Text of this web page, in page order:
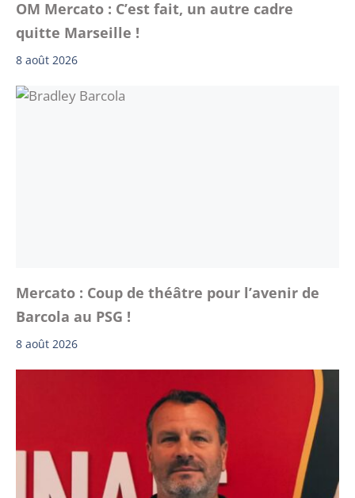
OM Mercato : C’est fait, un autre cadre
quitte Marseille !
8 août 2026
Mercato : Coup de théâtre pour l’avenir de
Barcola au PSG !
8 août 2026